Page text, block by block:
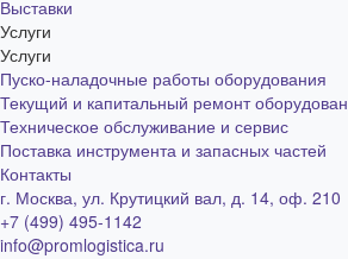
Выставки
Услуги
Услуги
Пуско-наладочные работы оборудования
Текущий и капитальный ремонт
Техническое обслуживание и сервис
Поставка инструмента и запасных частей
Контакты
г. Москва, ул. Крутицкий вал, д. 14, оф. 210
+7 (499) 495-1142
info@promlogistica.ru